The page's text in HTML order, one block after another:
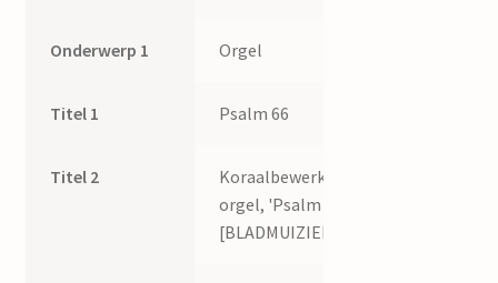
Onderwerp 1 Orgel
Titel 1 Psalm 66
Titel 2
Koraalbewerking,
orgel, 'Psalm 66'
[BLADMUIZIEK]